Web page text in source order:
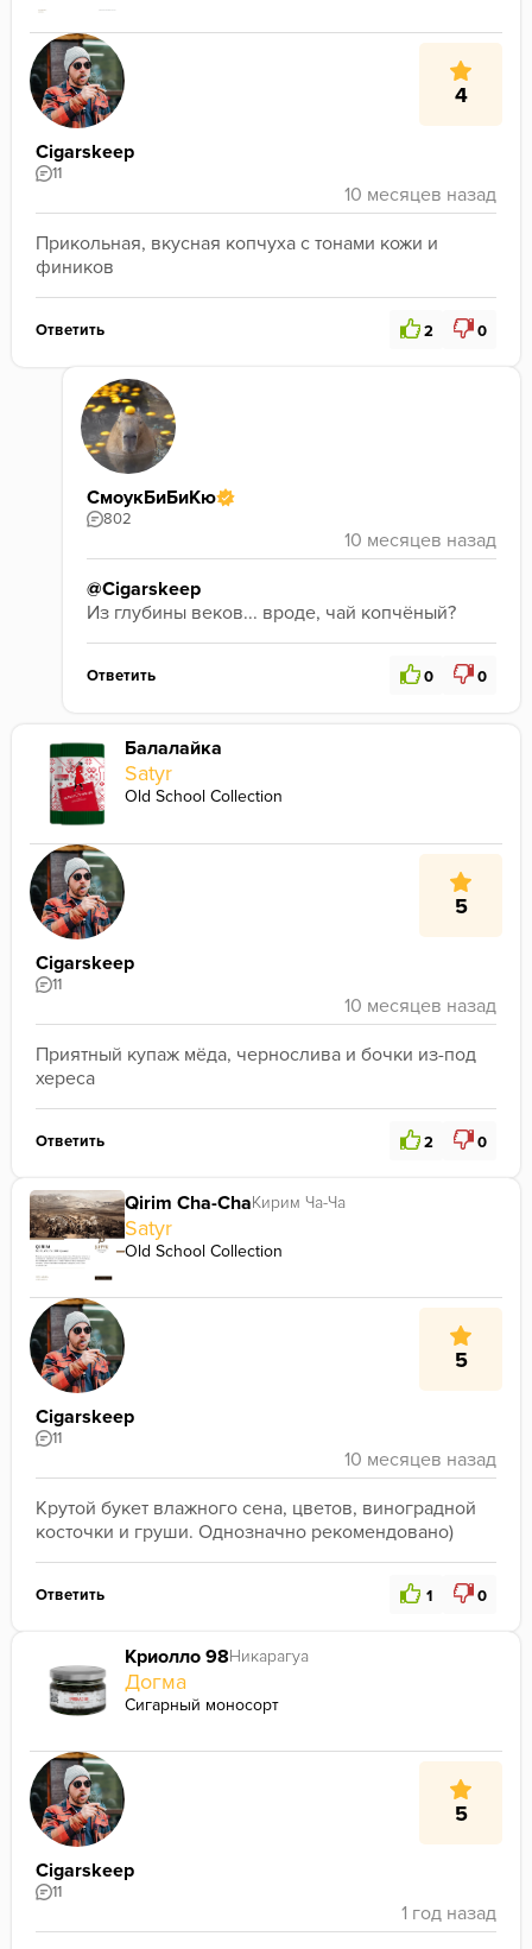
4
Cigarskeep
11
Прикольная, вкусная копчуха с тонами кожи и
фиников
Ответить 2 0
СмоукБиБиКю
802
@Cigarskeep
Из глубины веков... вроде, чай копчёный?
Ответить 0 0
Балалайка
Satyr
Old School Collection
5
Cigarskeep
11
Приятный купаж мёда, чернослива и бочки из-под
хереса
Ответить 2 0
Qirim Cha-ChaКирим Ча-Ча
Satyr
Old School Collection
5
Cigarskeep
11
Крутой букет влажного сена, цветов, виноградной
косточки и груши. Однозначно рекомендовано)
Ответить 1 0
Криолло 98Никарагуа
Догма
Сигарный моносорт
5
Cigarskeep
11